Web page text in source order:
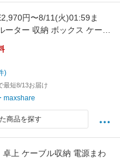
円〜8/11(火)01:59ま
ーター 収納 ボックス ケーブ
ルーター収納 40cm×13cm
動棚 ケーブル収納 キャビ
コードボックス 電源 ケーブ
]
)
最短8/13お届け
maxshare
商品を探す
上 ケーブル収納 電源まわ